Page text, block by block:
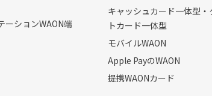
ーションWAON端
キャッシュカード一体型・
トカード一体型
モバイルWAON
Apple PayのWAON
提携WAONカード